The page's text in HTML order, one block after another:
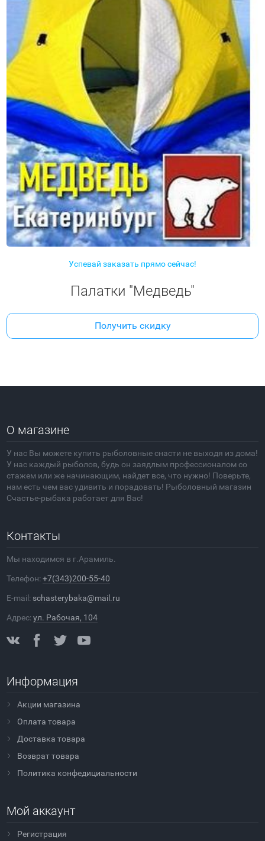
Успевай заказать прямо сейчас!
Палатки "Медведь"
Получить скидку
О магазине
У нас Вы можете купить рыболовные снасти не выходя из дома!
У нас каждый рыболов, будь он заядлым профессионалом со
стажем или же начинающим, найдет все, что нужно! Поверьте,
нам есть чем вас удивить и порадовать! Рыболовный магазин
Счастье-рыбака работает для Вас!
Контакты
Мы находимся в г.Арамиль.
Телефон:+7(343)200-55-40
E-mail: schasterybaka@mail.ru
Адрес:ул. Рабочая, 104
Информация
Акции магазина
Оплата товара
Доставка товара
Возврат товара
Политика конфедициальности
Мой аккаунт
Регистрация